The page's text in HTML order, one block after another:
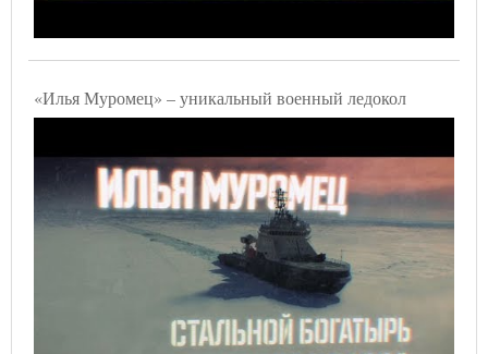
«Илья Муромец» – уникальный военный ледокол